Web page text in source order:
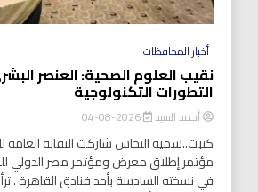
أخبار المحافظات
نقيب العلوم الصحية: العنصر
التطورات التكنولوجية
أحمد السيد 2026-08-04
كتبت..سمية النحاس شاركت النقابة العامة
مؤتمر إطلاق معرض ومؤتمر مصر الدولي
في نسخته السادسة بأحد فنادق القاهرة .